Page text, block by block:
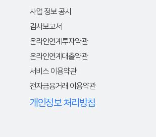
사업 정보 공시
감사보고서
온라인연계투자약관
온라인연계대출약관
서비스 이용약관
전자금융거래 이용약관
개인정보 처리방침